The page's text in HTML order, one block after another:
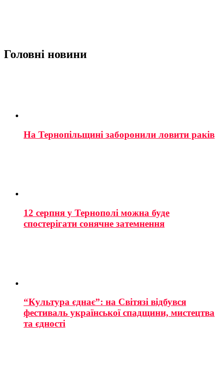
Головні новини
На Тернопільщині заборонили ловити раків
12 серпня у Тернополі можна буде
спостерігати сонячне затемнення
“Культура єднає”: на Світязі відбувся
фестиваль української спадщини, мистецтва
та єдності